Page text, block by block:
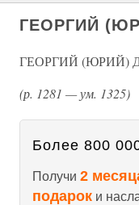
ГЕОРГИЙ
ГЕОРГИЙ (ЮРИЙ)
(р. 1281 — ум. 1325)
Более 800
Получи 2
подарок и